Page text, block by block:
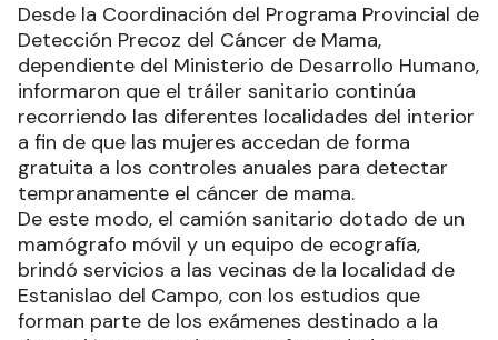
Desde la Coordinación del Programa Provincial de
Detección Precoz del Cáncer de Mama,
dependiente del Ministerio de Desarrollo Humano,
informaron que el tráiler sanitario continúa
recorriendo las diferentes localidades del interior
a fin de que las mujeres accedan de forma
gratuita a los controles anuales para detectar
tempranamente el cáncer de mama.
De este modo, el camión sanitario dotado de un
mamógrafo móvil y un equipo de ecografía,
brindó servicios a las vecinas de la localidad de
Estanislao del Campo, con los estudios que
forman parte de los exámenes destinado a la